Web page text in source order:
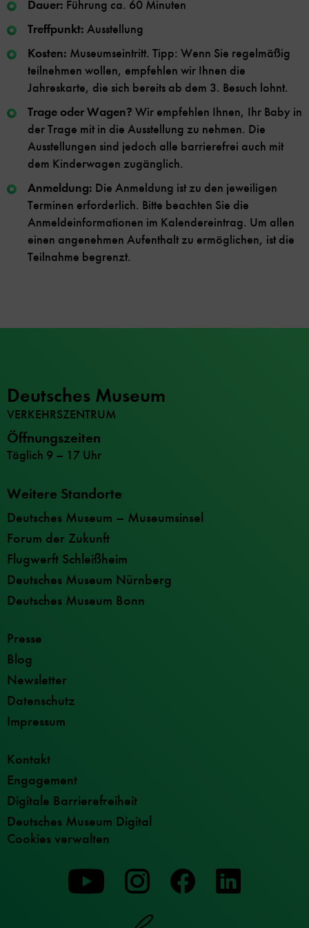
Dauer: Führung ca. 60 Minuten
Treffpunkt: Ausstellung
Kosten: Museumseintritt. Tipp: Wenn Sie regelmäßig
teilnehmen wollen, empfehlen wir Ihnen die
Jahreskarte, die sich bereits ab dem 3. Besuch lohnt.
Trage oder Wagen? Wir empfehlen Ihnen, Ihr Baby in
der Trage mit in die Ausstellung zu nehmen. Die
Ausstellungen sind jedoch alle barrierefrei auch mit
dem Kinderwagen zugänglich.
Anmeldung: Die Anmeldung ist zu den jeweiligen
Terminen erforderlich. Bitte beachten Sie die
Anmeldeinformationen im Kalendereintrag. Um allen
einen angenehmen Aufenthalt zu ermöglichen, ist die
Teilnahme begrenzt.
Deutsches Museum
VERKEHRSZENTRUM
Öffnungszeiten
Täglich 9 – 17 Uhr
Weitere Standorte
Deutsches Museum – Museumsinsel
Forum der Zukunft
Flugwerft Schleißheim
Deutsches Museum Nürnberg
Deutsches Museum Bonn
Presse
Blog
Newsletter
Datenschutz
Impressum
Kontakt
Engagement
Digitale Barrierefreiheit
Deutsches Museum Digital
Cookies verwalten
Zu
unserer
Youtube-
Zu
unserer
Instagram-
Zu
unserer